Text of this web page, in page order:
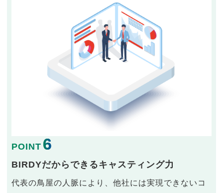
POINT 6
BIRDYだからできるキャスティング力
代表の鳥屋の人脈により、他社には実現できないコ